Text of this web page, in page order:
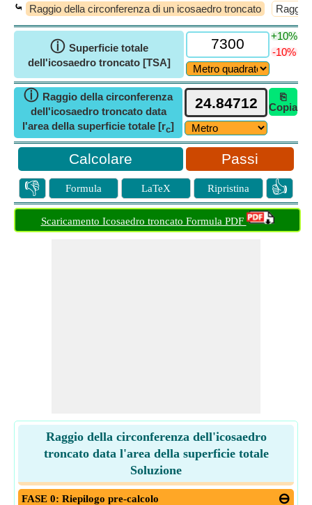
⤿ Raggio della circonferenza di un icosaedro troncato Raggio
ⓘ Superficie totale
dell'icosaedro troncato [TSA]
+10%
-10%
ⓘ Raggio della circonferenza
dell'icosaedro troncato data
l'area della superficie totale [rc]
⎘
Copia
Passi
👎 Formula LaTeX Ripristina 👍
Scaricamento Icosaedro troncato Formula PDF
Raggio della circonferenza dell'icosaedro
troncato data l'area della superficie totale
Soluzione
FASE 0: Riepilogo pre-calcolo